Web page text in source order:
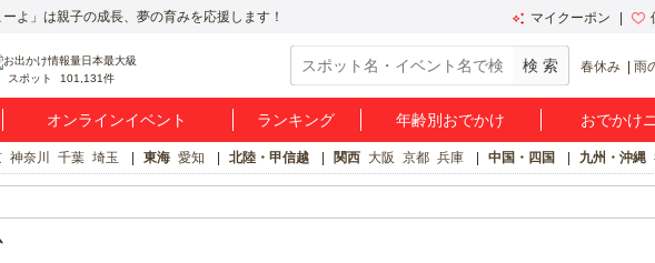
よ」は親子の成長、夢の育みを応援します！ マイクーポン
スポット 101,131件
春休み 雨
オンラインイベント ランキング 年齢別おでかけ おでかけ
神奈川 千葉 埼玉 東海 愛知 北陸・甲信越 関西 大阪 京都 兵庫 中国・四国 九州・沖縄